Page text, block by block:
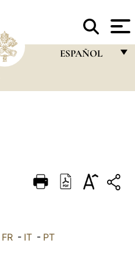
ESPAÑOL
DEUTSCH
FR- IT- PT